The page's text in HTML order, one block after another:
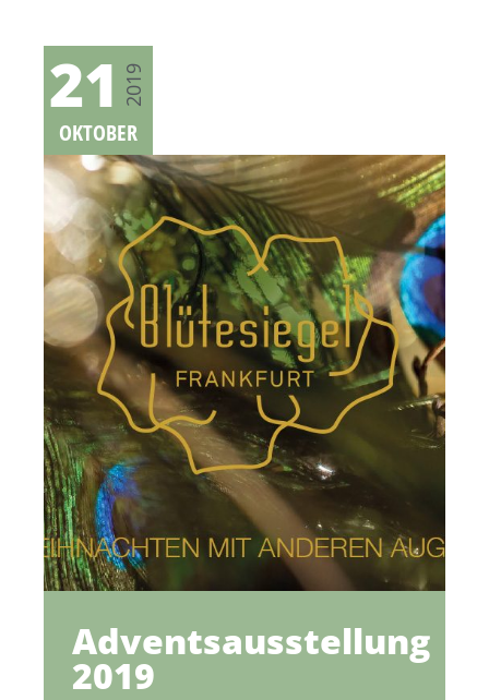
21
OKTOBER
2019
Adventsausstellung
2019